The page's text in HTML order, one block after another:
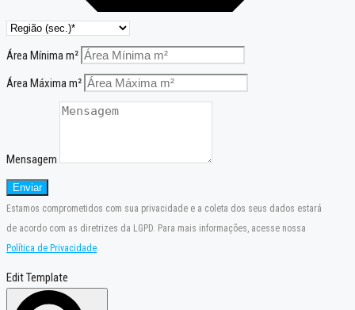
Área Mínima m²
Área Máxima m²
Mensagem
Enviar
Estamos comprometidos com sua privacidade e a coleta dos seus dados estará
de acordo com as diretrizes da LGPD. Para mais informações, acesse nossa
Política de Privacidade.
Edit Template